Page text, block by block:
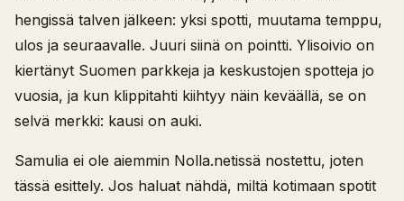
hengissä talven jälkeen: yksi spotti, muutama temppu,
ulos ja seuraavalle. Juuri siinä on pointti. Ylisoivio on
kiertänyt Suomen parkkeja ja keskustojen spotteja jo
vuosia, ja kun klippitahti kiihtyy näin keväällä, se on
selvä merkki: kausi on auki.
Samulia ei ole aiemmin Nolla.netissä nostettu, joten
tässä esittely. Jos haluat nähdä, miltä kotimaan spotit